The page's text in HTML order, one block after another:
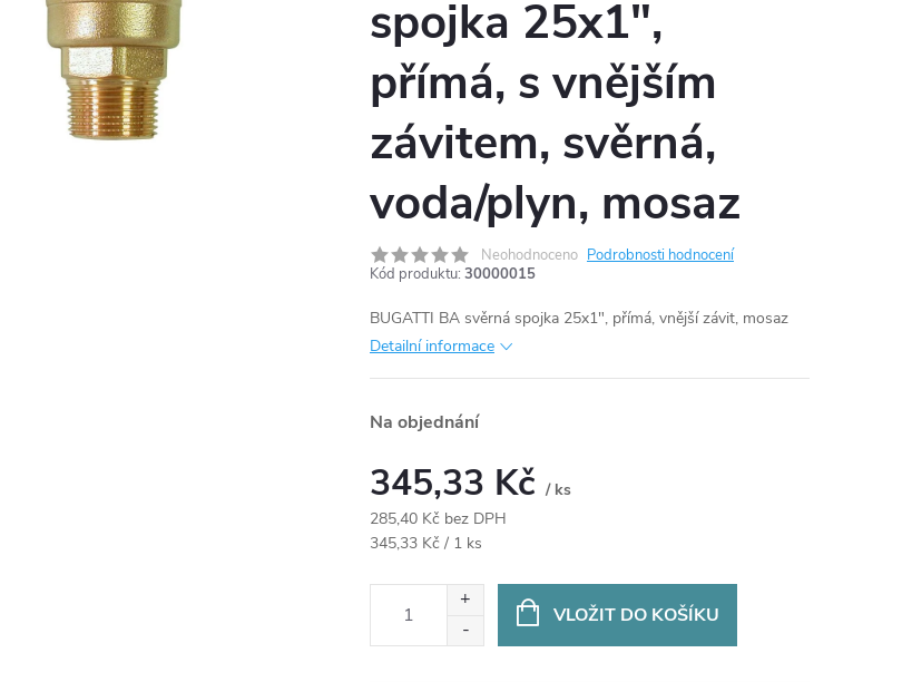
spojka 25x1",
přímá, s vnějším
závitem, svěrná,
voda/plyn, mosaz
Neohodnoceno Podrobnosti hodnocení
Kód produktu: 30000015
BUGATTI BA svěrná spojka 25x1", přímá, vnější závit, mosaz
Detailní informace
Na objednání
345,33 Kč / ks
285,40 Kč bez DPH
Měrná
345,33 Kč / 1 ks
VLOŽIT DO KOŠÍKU